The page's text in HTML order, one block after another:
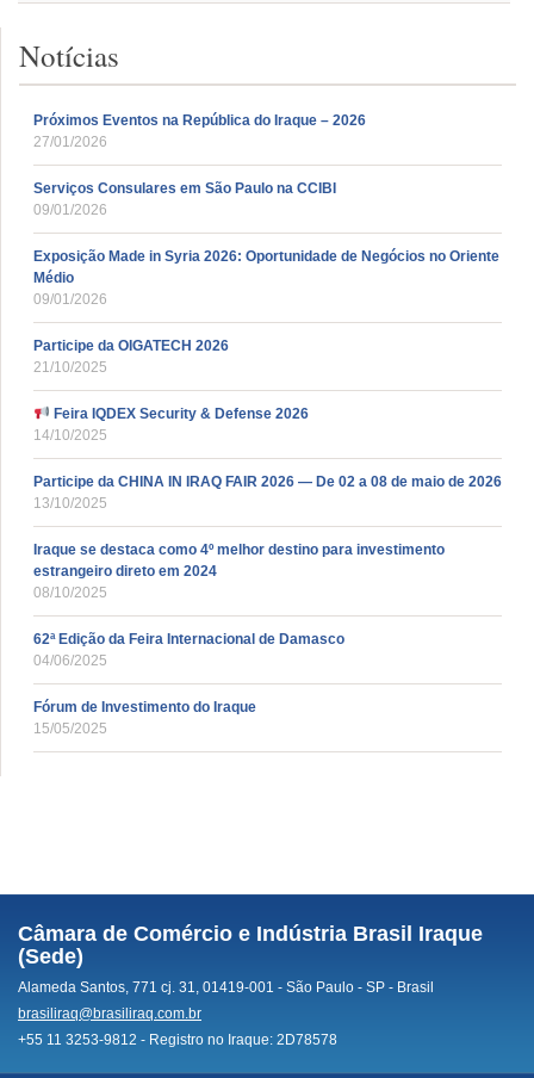
Notícias
Próximos Eventos na República do Iraque – 2026
27/01/2026
Serviços Consulares em São Paulo na CCIBI
09/01/2026
Exposição Made in Syria 2026: Oportunidade de Negócios no Oriente
Médio
09/01/2026
Participe da OIGATECH 2026
21/10/2025
Feira IQDEX Security & Defense 2026
14/10/2025
Participe da CHINA IN IRAQ FAIR 2026 — De 02 a 08 de maio de 2026
13/10/2025
Iraque se destaca como 4º melhor destino para investimento
estrangeiro direto em 2024
08/10/2025
62ª Edição da Feira Internacional de Damasco
04/06/2025
Fórum de Investimento do Iraque
15/05/2025
Câmara de Comércio e Indústria Brasil Iraque
(Sede)
Alameda Santos, 771 cj. 31, 01419-001 - São Paulo - SP - Brasil
brasiliraq@brasiliraq.com.br
+55 11 3253-9812 - Registro no Iraque: 2D78578